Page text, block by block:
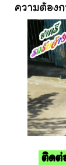
ความต้อง
ติดต่